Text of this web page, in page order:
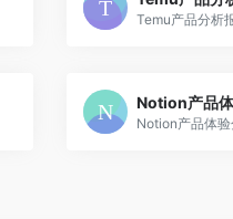
Temu产品分析
Notion产品
Notion产品体